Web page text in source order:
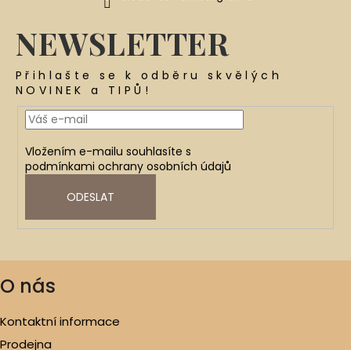
NEWSLETTER
Přihlašte se k odběru skvělých
NOVINEK a TIPŮ!
Vložením e-mailu souhlasíte s
podmínkami ochrany osobních údajů
ODESLAT
O nás
Kontaktní informace
Prodejna